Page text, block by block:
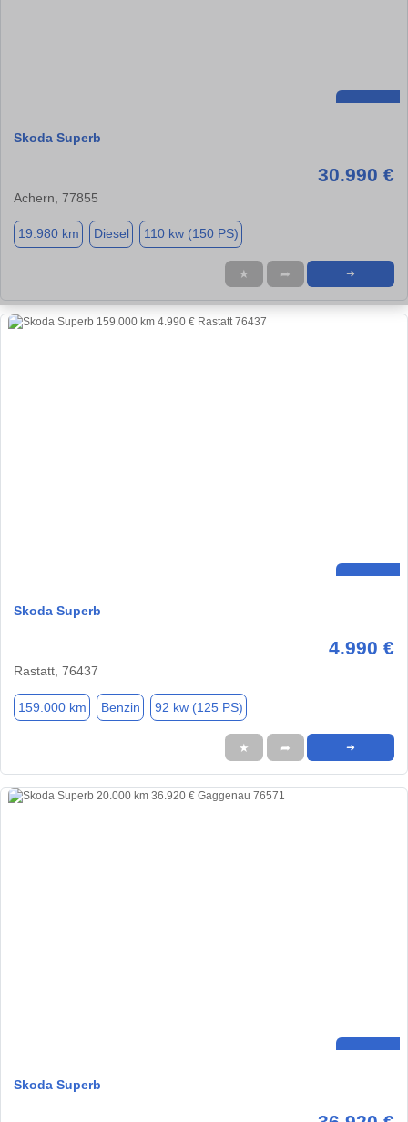
Skoda Superb
30.990 €
Achern, 77855
19.980 km Diesel 110 kw (150 PS)
★ ➦ ➜
Skoda Superb
4.990 €
Rastatt, 76437
159.000 km Benzin 92 kw (125 PS)
★ ➦ ➜
Skoda Superb